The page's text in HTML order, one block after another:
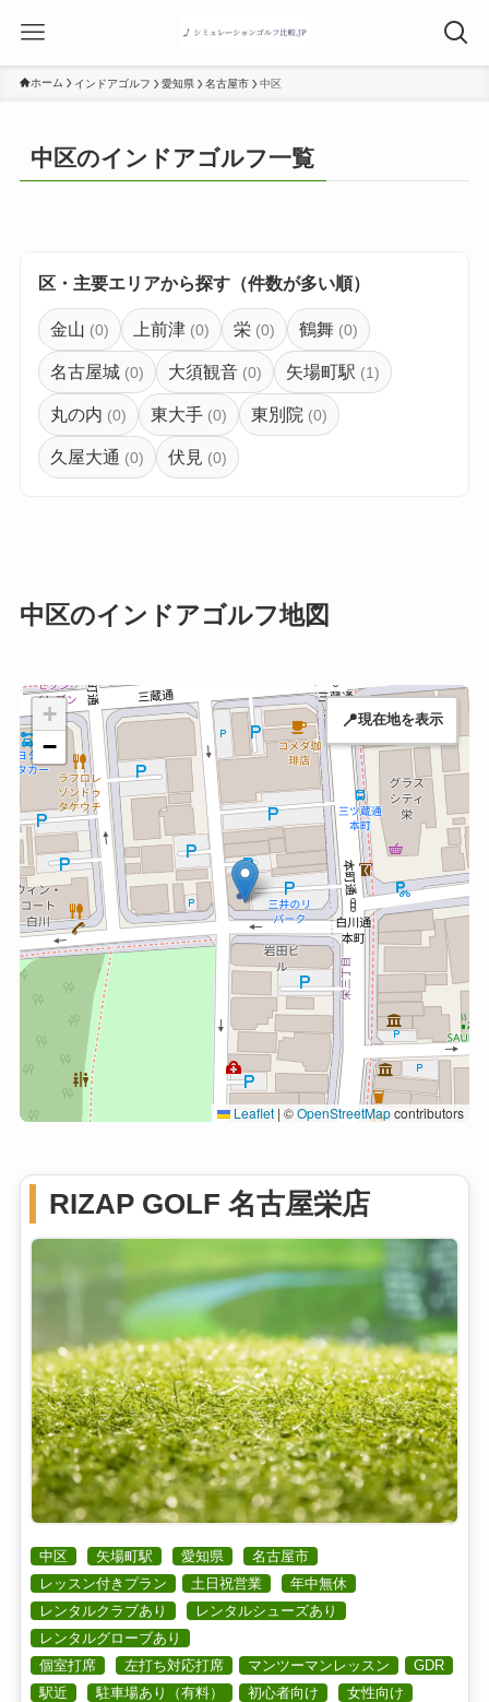
ホーム インドアゴルフ 愛知県 名古屋市 中区
中区のインドアゴルフ一覧
区・主要エリアから探す（件数が多い順）
金山 (0) 上前津 (0) 栄 (0) 鶴舞 (0)
名古屋城 (0) 大須観音 (0) 矢場町駅 (1)
丸の内 (0) 東大手 (0) 東別院 (0)
久屋大通 (0) 伏見 (0)
中区のインドアゴルフ地図
+
−
Leaflet | ©OpenStreetMapcontributors
📍現在地を表示
RIZAP GOLF 名古屋栄店
中区 矢場町駅 愛知県
名古屋市
レッスン付きプラン
土日祝営業
年中無休
レンタルクラブあり
レンタルシューズあり
レンタルグローブあり
個室打席
左打ち対応打席 マンツーマンレッスン
GDR
駅近
駐車場あり（有料） 初心者向け 女性向け